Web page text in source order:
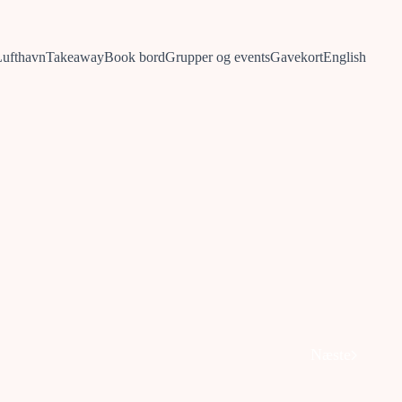
TakeawayBook bordGrupper og eventsGavekortEnglish